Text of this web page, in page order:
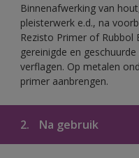
Binnenafwerking van
pleisterwerk e.d., na
Rezisto Primer of Rubbol
gereinigde en
verflagen. Op metalen
primer aanbrengen.
2. Na gebruik